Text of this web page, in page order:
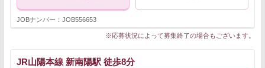
JOBナンバー：JOB556653
※応募状況によって募集終了の場合もございます。
JR山陽本線 新南陽駅 徒歩8分